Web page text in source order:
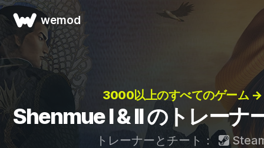
wemod
3000以上のすべてのゲーム →
Shenmue I & II のトレーナ
トレーナーとチート：